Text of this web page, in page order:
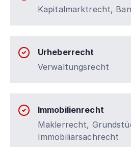
Kapitalmarktrecht,
Urheberrecht
Verwaltungsrecht
Immobilienrecht
Maklerrecht,
Immobiliarsachrecht